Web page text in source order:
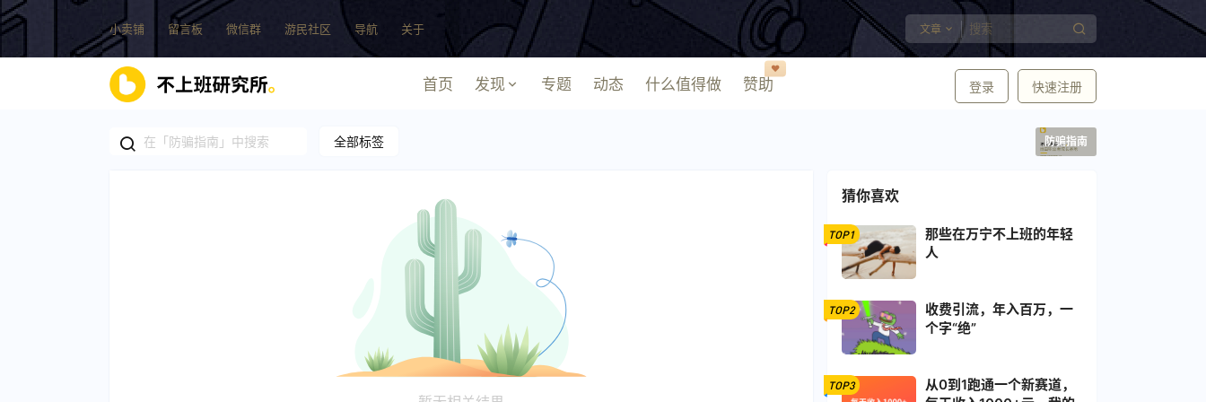
小卖铺 留言板 微信群 游民社区 导航 关于 文章
登录 快速注册
首页 发现 专题 动态 什么值得做 赞助
❤️
全部标签 防骗指南
猜你喜欢
TOP1
那些在万宁不上班的年轻
人
TOP2
收费引流，年入百万，一
个字“绝”
TOP3
从0到1跑通一个新赛道，